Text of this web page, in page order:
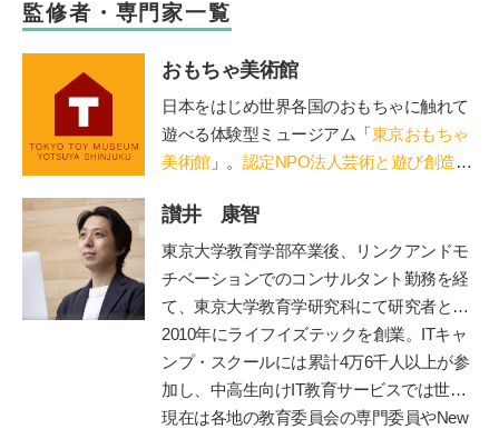
監修者・専門家一覧
おもちゃ美術館
日本をはじめ世界各国のおもちゃに触れて
遊べる体験型ミュージアム「 東京おもちゃ
美術館」。 認定NPO法人芸術と遊び創造協
子で木のぬくもりに触れる場を提供。長門
や鳥海山木など全国に姉妹館が。おもちゃ
を通して日本の木の良さを伝える「木育
（もくいく）」を広めている。
讃井 康智
東京大学教育学部卒業後、リンクアンドモ
チベーションでのコンサルタント勤務を経
て、東京大学教育学研究科にて研究者とし
て博士課程まで在籍。専門は教育政策・学
習科学。学習科学の世界的権威、故三宅な
ほみ東大名誉教授に師事し、全国の学校や
保育園での協調的・創造的な学びづくりを
2010年にライフイズテックを創業。ITキャ
ンプ・スクールには累計4万6千人以上が参
加し、中高生向けIT教育サービスでは世界
2位まで成長。ディズニーとコラボした
現在は各地の教育委員会の専門委員やNew